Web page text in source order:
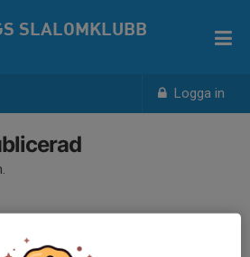
Logga in
SLALOMKLUBB